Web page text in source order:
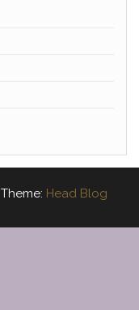
Theme: Head Blog